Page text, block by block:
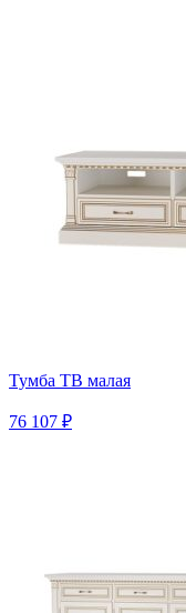
Тумба ТВ малая
76 107 ₽